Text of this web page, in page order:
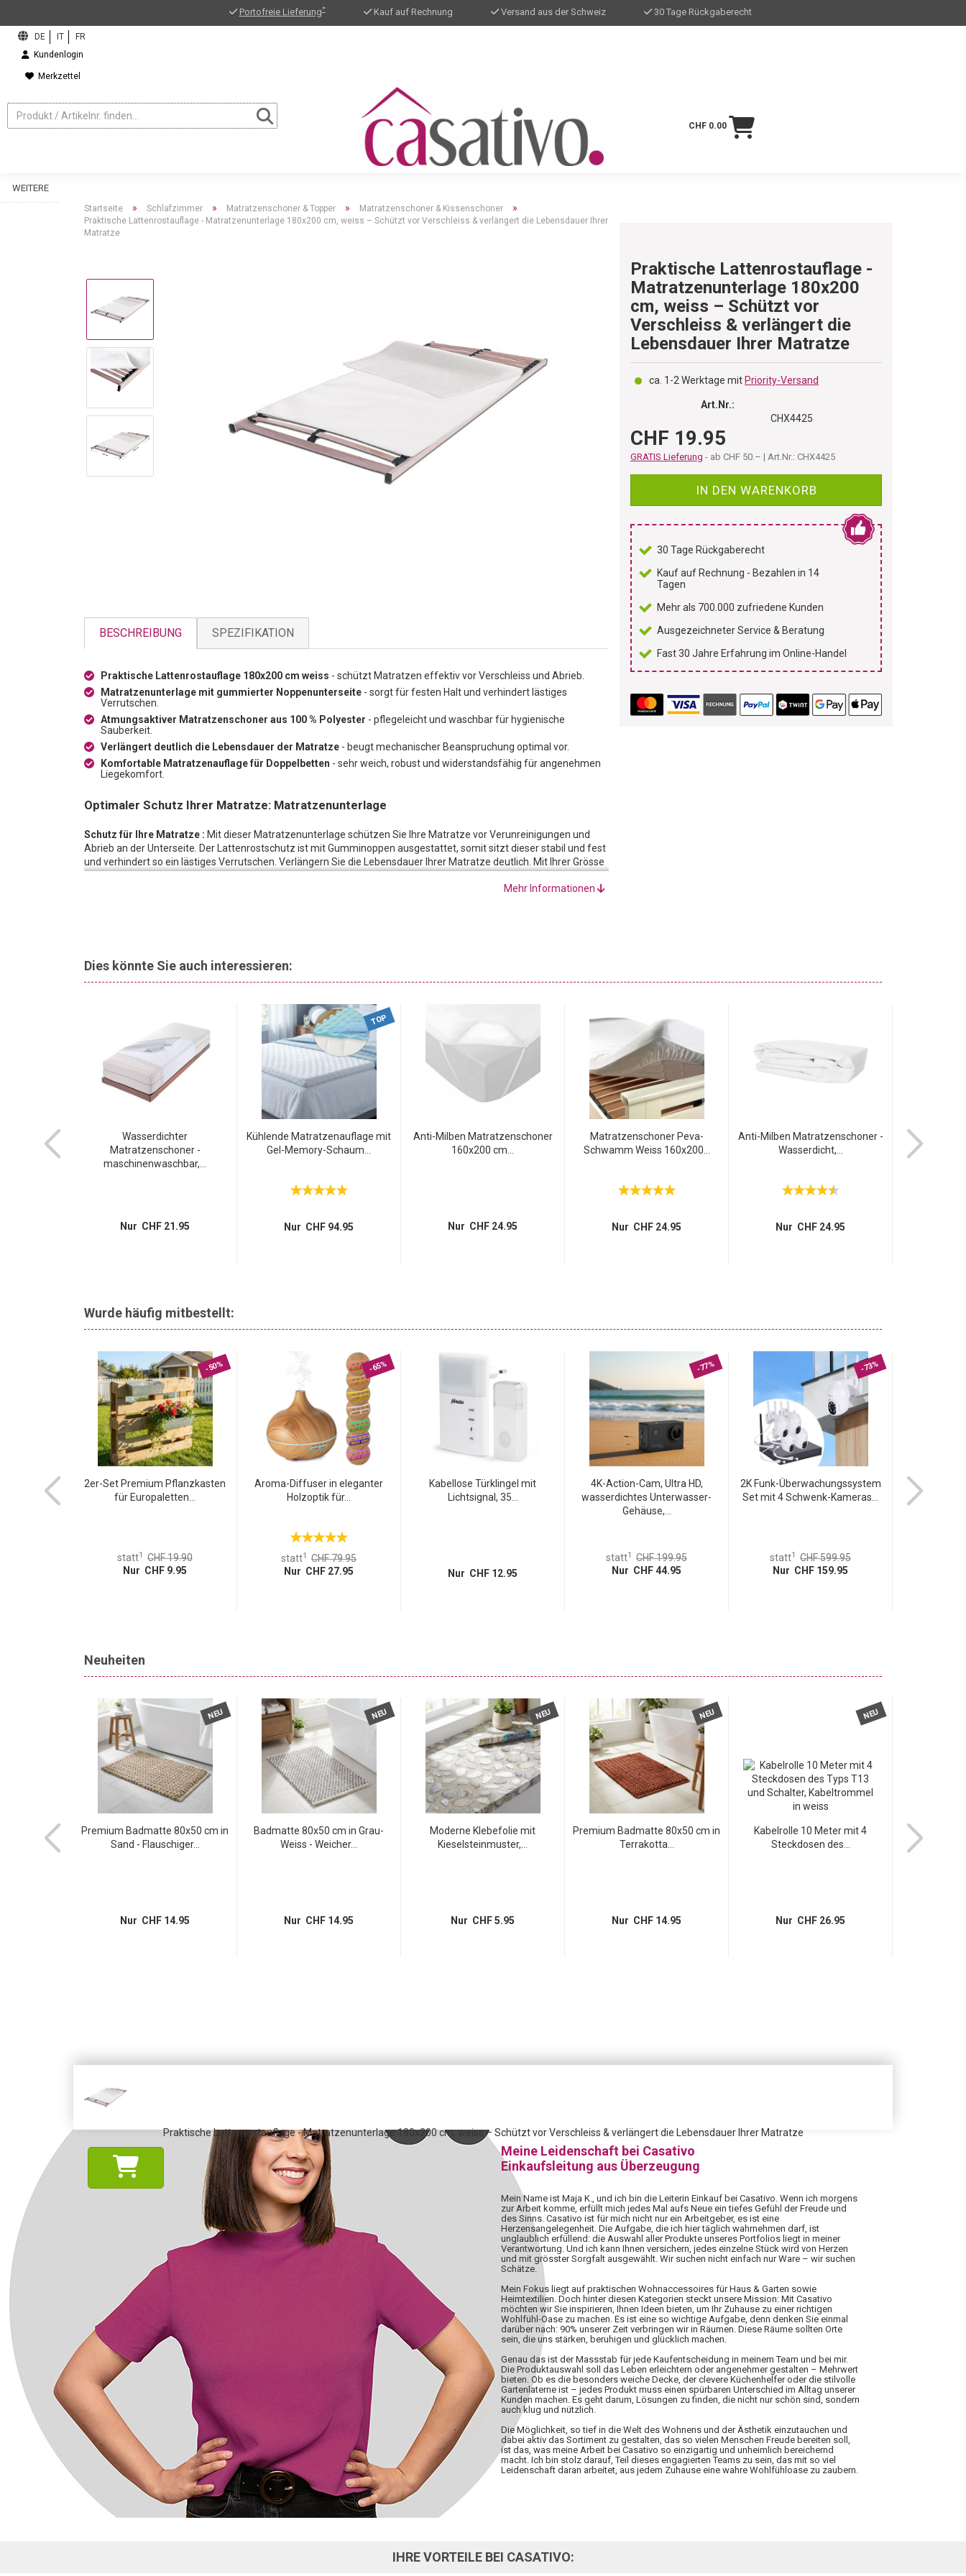
Portofreie Lieferung* Kauf auf Rechnung Versand aus der Schweiz 30 Tage Rückgaberecht
Kundenlogin
Merkzettel
CHF 0.00
WEITERE
Startseite » Schlafzimmer » Matratzenschoner & Topper » Matratzenschoner & Kissenschoner »
Praktische Lattenrostauflage - Matratzenunterlage 180x200 cm, weiss – Schützt vor Verschleiss & verlängert die Lebensdauer Ihrer
Matratze
Praktische Lattenrostauflage -
Matratzenunterlage 180x200
cm, weiss – Schützt vor
Verschleiss & verlängert die
Lebensdauer Ihrer Matratze
ca. 1-2 Werktage mit Priority-Versand
Art.Nr.:
CHX4425
CHF 19.95
GRATIS Lieferung - ab CHF 50.– | Art.Nr.: CHX4425
IN DEN WARENKORB
30 Tage Rückgaberecht
Kauf auf Rechnung - Bezahlen in 14
Tagen
Mehr als 700.000 zufriedene Kunden
Ausgezeichneter Service & Beratung
Fast 30 Jahre Erfahrung im Online-Handel
BESCHREIBUNG SPEZIFIKATION
Praktische Lattenrostauflage 180x200 cm weiss - schützt Matratzen effektiv vor Verschleiss und Abrieb.
Matratzenunterlage mit gummierter Noppenunterseite - sorgt für festen Halt und verhindert lästiges
Verrutschen.
Atmungsaktiver Matratzenschoner aus 100 % Polyester - pflegeleicht und waschbar für hygienische
Sauberkeit.
Verlängert deutlich die Lebensdauer der Matratze - beugt mechanischer Beanspruchung optimal vor.
Komfortable Matratzenauflage für Doppelbetten - sehr weich, robust und widerstandsfähig für angenehmen
Liegekomfort.
Optimaler Schutz Ihrer Matratze: Matratzenunterlage
Schutz für Ihre Matratze : Mit dieser Matratzenunterlage schützen Sie Ihre Matratze vor Verunreinigungen und
Abrieb an der Unterseite. Der Lattenrostschutz ist mit Gumminoppen ausgestattet, somit sitzt dieser stabil und fest
und verhindert so ein lästiges Verrutschen. Verlängern Sie die Lebensdauer Ihrer Matratze deutlich. Mit Ihrer Grösse
Mehr Informationen
Dies könnte Sie auch interessieren:
Filz 5er Set
Wasserdichter
Matratzenschoner -
maschinenwaschbar,...
Nur CHF 21.95
TOP
Kühlende Matratzenauflage mit
Gel-Memory-Schaum...
Nur CHF 94.95
Anti-Milben Matratzenschoner
160x200 cm...
Nur CHF 24.95
Matratzenschoner Peva-
Schwamm Weiss 160x200...
Nur CHF 24.95
Anti-Milben Matratzenschoner -
Wasserdicht,...
Nur CHF 24.95
Wurde häufig mitbestellt:
(2er-Set) für
-50%
2er-Set Premium Pflanzkasten
für Europaletten...
statt1
CHF 19.90
Nur CHF 9.95
-65%
Aroma-Diffuser in eleganter
Holzoptik für...
statt1
CHF 79.95
Nur CHF 27.95
Kabellose Türklingel mit
Lichtsignal, 35...
Nur CHF 12.95
-77%
4K-Action-Cam, Ultra HD,
wasserdichtes Unterwasser-
Gehäuse,...
statt1
CHF 199.95
Nur CHF 44.95
-73%
2K Funk-Überwachungssystem
Set mit 4 Schwenk-Kameras...
statt1
CHF 599.95
Nur CHF 159.95
Schweizer
Neuheiten
Typ11 -
NEU
Premium Badmatte 80x50 cm in
Sand - Flauschiger...
Nur CHF 14.95
NEU
Badmatte 80x50 cm in Grau-
Weiss - Weicher...
Nur CHF 14.95
NEU
Moderne Klebefolie mit
Kieselsteinmuster,...
Nur CHF 5.95
NEU
Premium Badmatte 80x50 cm in
Terrakotta...
Nur CHF 14.95
NEU
Kabelrolle 10 Meter mit 4
Steckdosen des...
Nur CHF 26.95
Praktische Lattenrostauflage - Matratzenunterlage 180x200 cm, weiss – Schützt vor Verschleiss & verlängert die Lebensdauer Ihrer Matratze
Meine Leidenschaft bei Casativo
Einkaufsleitung aus Überzeugung
Mein Name ist Maja K., und ich bin die Leiterin Einkauf bei Casativo. Wenn ich morgens
zur Arbeit komme, erfüllt mich jedes Mal aufs Neue ein tiefes Gefühl der Freude und
des Sinns. Casativo ist für mich nicht nur ein Arbeitgeber, es ist eine
Herzensangelegenheit. Die Aufgabe, die ich hier täglich wahrnehmen darf, ist
unglaublich erfüllend: die Auswahl aller Produkte unseres Portfolios liegt in meiner
Verantwortung. Und ich kann Ihnen versichern, jedes einzelne Stück wird von Herzen
und mit grösster Sorgfalt ausgewählt. Wir suchen nicht einfach nur Ware – wir suchen
Schätze.
Mein Fokus liegt auf praktischen Wohnaccessoires für Haus & Garten sowie
Heimtextilien. Doch hinter diesen Kategorien steckt unsere Mission: Mit Casativo
möchten wir Sie inspirieren, Ihnen Ideen bieten, um Ihr Zuhause zu einer richtigen
Wohlfühl-Oase zu machen. Es ist eine so wichtige Aufgabe, denn denken Sie einmal
darüber nach: 90% unserer Zeit verbringen wir in Räumen. Diese Räume sollten Orte
sein, die uns stärken, beruhigen und glücklich machen.
Genau das ist der Massstab für jede Kaufentscheidung in meinem Team und bei mir.
Die Produktauswahl soll das Leben erleichtern oder angenehmer gestalten – Mehrwert
bieten. Ob es die besonders weiche Decke, der clevere Küchenhelfer oder die stilvolle
Gartenlaterne ist – jedes Produkt muss einen spürbaren Unterschied im Alltag unserer
Kunden machen. Es geht darum, Lösungen zu finden, die nicht nur schön sind, sondern
auch klug und nützlich.
Die Möglichkeit, so tief in die Welt des Wohnens und der Ästhetik einzutauchen und
dabei aktiv das Sortiment zu gestalten, das so vielen Menschen Freude bereiten soll,
ist das, was meine Arbeit bei Casativo so einzigartig und unheimlich bereichernd
macht. Ich bin stolz darauf, Teil dieses engagierten Teams zu sein, das mit so viel
Leidenschaft daran arbeitet, aus jedem Zuhause eine wahre Wohlfühloase zu zaubern.
IHRE VORTEILE BEI CASATIVO: